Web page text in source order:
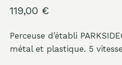
119,00 €
Perceuse d’établi
métal et plastique. 5